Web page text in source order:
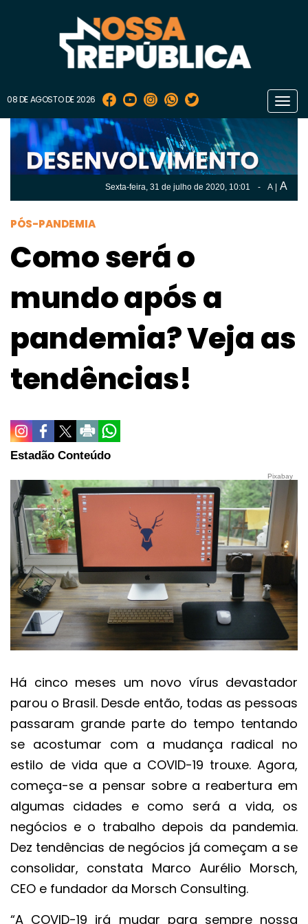
08 DE AGOSTO DE 2026
Sexta-feira, 31 de julho de 2020, 10:01 - A A
PÓS-PANDEMIA
Como será o
mundo após a
pandemia? Veja as
tendências!
Estadão Conteúdo
Pixabay
Há cinco meses um novo vírus devastador
parou o Brasil. Desde então, todas as pessoas
passaram grande parte do tempo tentando
se acostumar com a mudança radical no
estilo de vida que a COVID-19 trouxe. Agora,
começa-se a pensar sobre a reabertura em
algumas cidades e como será a vida, os
negócios e o trabalho depois da pandemia.
Dez tendências de negócios já começam a se
consolidar, constata Marco Aurélio Morsch,
CEO e fundador da Morsch Consulting.
“A COVID-19 irá mudar para sempre nossa